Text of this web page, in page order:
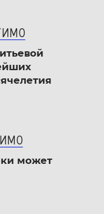
может